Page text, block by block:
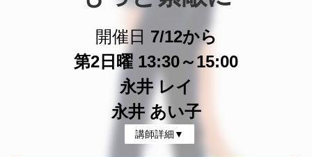
開催日 7/12から
第2日曜 13:30～15:00
永井 レイ
永井 あい子
講師詳細▼